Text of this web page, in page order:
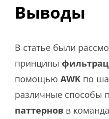
Выводы
В статье были
принципы
помощью AWK по
различные способы
паттернов в